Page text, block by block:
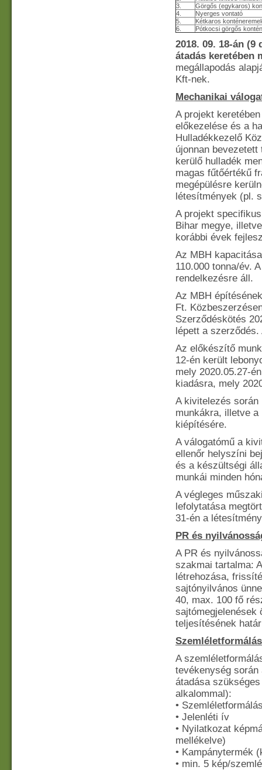
3.
Görgős (egykaros)
4.
Nyerges vontató
5.
Kétkaros
6.
Pótkocsi görgős
2018. 09. 18-án (9
átadás keretében
megállapodás
Kft-nek.
Mechanikai
A projekt
előkezelése és a
Hulladékkezelő
újonnan
kerülő hulladék
magas fűtőértékű
megépülésre
létesítmények (pl.
A projekt
Bihar megye,
korábbi évek
Az MBH
110.000 tonna/év.
rendelkezésre áll.
Az MBH
Ft.
Szerződéskötés
lépett a szerződés.
Az előkészítő
12-én került
mely 2020.05.27-
kiadásra, mely
A kivitelezés
munkákra, illetve
kiépítésére.
A válogatómű a
ellenőr helyszíni
és a készültségi
munkái minden
A végleges
lefolytatása
31-én a
PR és
A PR és
szakmai tartalma:
létrehozása,
sajtónyilvános
40, max. 100 fő
sajtómegjelenések
teljesítésének
A
tevékenység
átadása
alkalommal):
•
• Jelenléti ív
• Nyilatkozat
mellékelve)
• Kampánytermék
• min. 5 kép/